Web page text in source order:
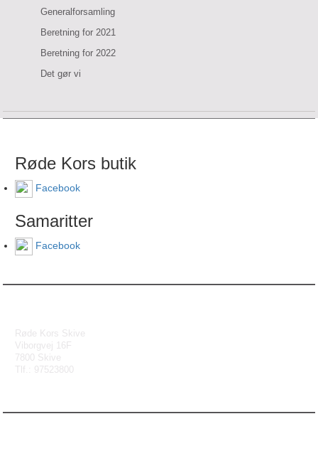
Generalforsamling
Beretning for 2021
Beretning for 2022
Det gør vi
Røde Kors butik
Facebook
Samaritter
Facebook
Røde Kors Skive
Viborgvej 16F
7800 Skive
Tlf.: 97523800